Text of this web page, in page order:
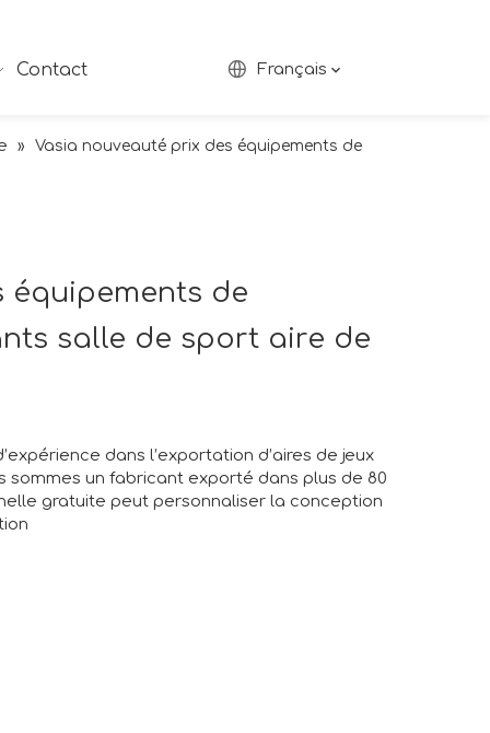
Contact Français
»
Vasia nouveauté prix des équipements de
équipements de
salle de sport aire de
dans l’exportation d’aires de jeux
sommes un fabricant exporté dans plus de 80
gratuite peut personnaliser la conception